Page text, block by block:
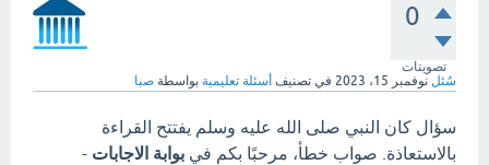
0
تصويتات
سُئل نوفمبر 15، 2023 في تصنيف أسئلة تعليمية بواسطة صبا
سؤال كان النبي صلى الله عليه وسلم يفتتح القراءة
بالاستعاذة. صواب خطأ، مرحبًا بكم في بوابة الاجابات -